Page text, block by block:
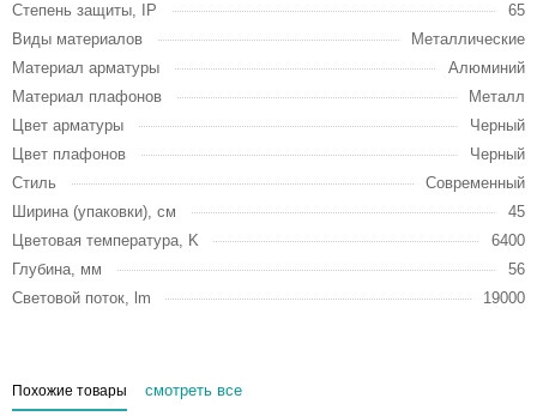
Степень защиты, IP
65
Виды материалов
Металлические
Материал арматуры
Алюминий
Материал плафонов
Металл
Цвет арматуры
Черный
Цвет плафонов
Черный
Стиль
Современный
Ширина (упаковки), см
45
Цветовая температура, K
6400
Глубина, мм
56
Световой поток, lm
19000
Похожие товары смотреть все